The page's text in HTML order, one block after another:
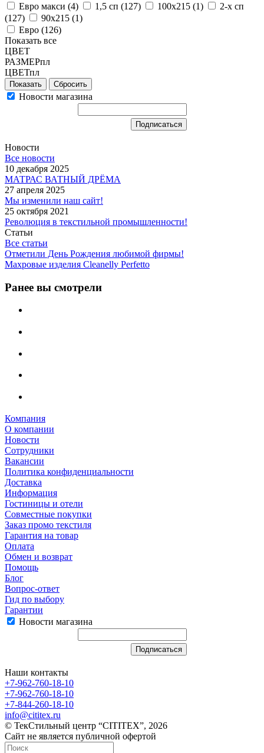
Евро макси (4) 1,5 сп (127) 100х215 (1)
2-х сп
(127) 90х215 (1)
Евро (126)
Показать все
ЦВЕТ
РАЗМЕРпл
ЦВЕТпл
Сбросить
Новости магазина
Новости
Все новости
10 декабря 2025
МАТРАС ВАТНЫЙ ДРЁМА
27 апреля 2025
Мы изменили наш сайт!
25 октября 2021
Революция в текстильной промышленности!
Статьи
Все статьи
Отметили День Рождения любимой фирмы!
Махровые изделия Cleanelly Perfetto
Ранее вы смотрели
Компания
О компании
Новости
Сотрудники
Вакансии
Политика конфиденциальности
Доставка
Информация
Гостиницы и отели
Совместные покупки
Заказ промо текстиля
Гарантия на товар
Оплата
Обмен и возврат
Помощь
Блог
Вопрос-ответ
Гид по выбору
Гарантии
Новости магазина
Наши контакты
+7-962-760-18-10
+7-962-760-18-10
+7-844-260-18-10
info@cititex.ru
© ТекСтильный центр “CITITEX”, 2026
Сайт не является публичной офертой